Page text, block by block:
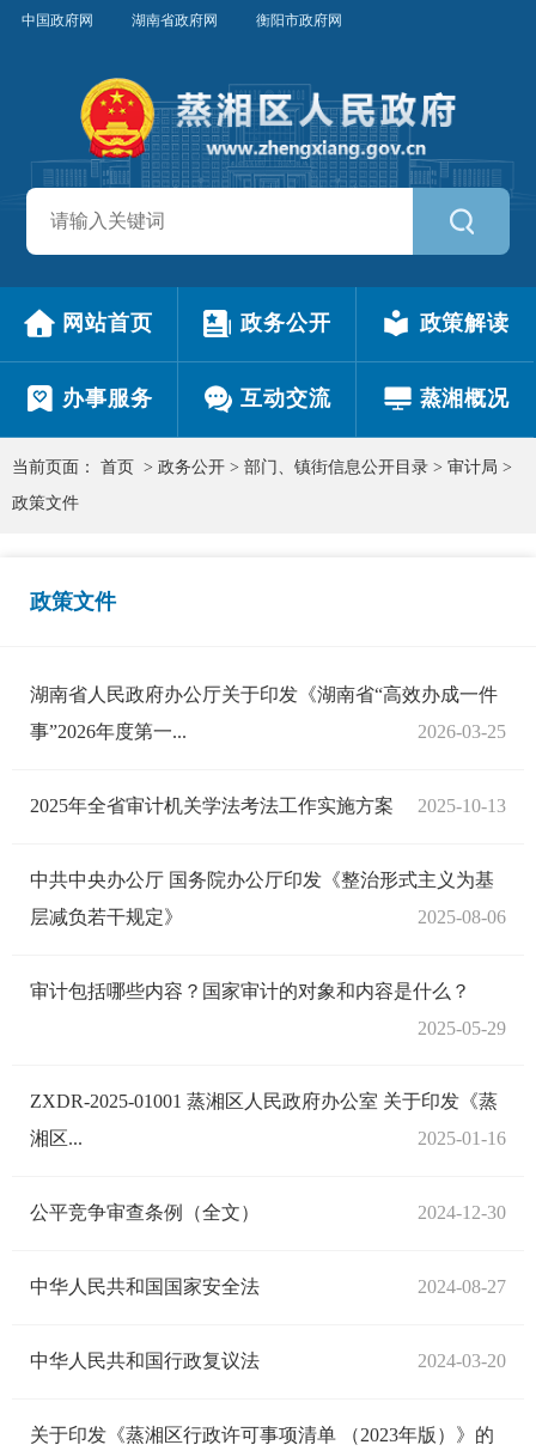
中国政府网 湖南省政府网 衡阳市政府网
网站首页 政务公开 政策解读
办事服务 互动交流 蒸湘概况
当前页面： 首页 > 政务公开 > 部门、镇街信息公开目录 > 审计局 >
政策文件
政策文件
湖南省人民政府办公厅关于印发《湖南省“高效办成一件
事”2026年度第一...
2026-03-25
2025年全省审计机关学法考法工作实施方案 2025-10-13
中共中央办公厅 国务院办公厅印发《整治形式主义为基
层减负若干规定》
2025-08-06
审计包括哪些内容？国家审计的对象和内容是什么？
2025-05-29
ZXDR-2025-01001 蒸湘区人民政府办公室 关于印发《蒸
湘区...
2025-01-16
公平竞争审查条例（全文） 2024-12-30
中华人民共和国国家安全法 2024-08-27
中华人民共和国行政复议法 2024-03-20
关于印发《蒸湘区行政许可事项清单 （2023年版）》的